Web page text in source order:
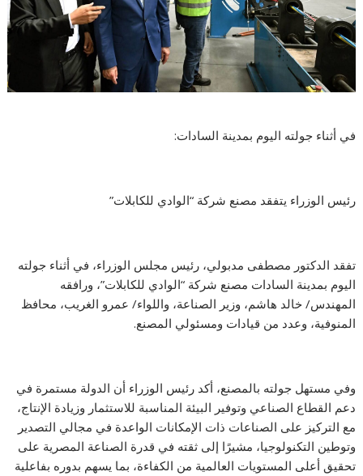
في أثناء جولته اليوم بمدينة السادات:
رئيس الوزراء يتفقد مصنع شركة “الوادي للكابلات”
تفقد الدكتور مصطفى مدبولي، رئيس مجلس الوزراء، في أثناء جولته
اليوم بمدينة السادات مصنع شركة “الوادي للكابلات”، ورافقه
المهندس/ خالد هاشم، وزير الصناعة، واللواء/ عمرو الغريب، محافظ
المنوفية، وعدد من قيادات ومسئولي المصنع.
وفي مستهل جولته بالمصنع، أكد رئيس الوزراء أن الدولة مستمرة في
دعم القطاع الصناعي وتوفير البيئة المناسبة للاستثمار وزيادة الإنتاج،
مع التركيز على الصناعات ذات الإمكانات الواعدة في مجالي التصدير
وتوطين التكنولوجيا، مشيرًا إلى ثقته في قدرة الصناعة المصرية على
تحقيق أعلى المستويات العالمية من الكفاءة، بما يسهم بدوره بفاعلية